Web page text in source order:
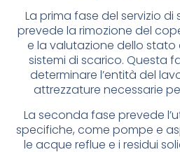
La prima fase del servizio di
prevede la rimozione del
e la valutazione dello stato
sistemi di scarico. Questa
determinare l’entità del
attrezzature necessarie
La seconda fase prevede
specifiche, come pompe e
le acque reflue e i residui